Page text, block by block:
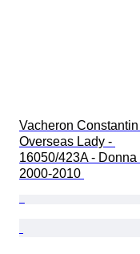
Vacheron Constantin
Overseas Lady -
16050/423A - Donna
2000-2010